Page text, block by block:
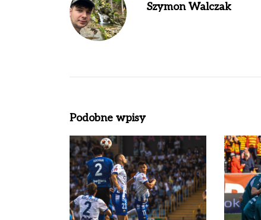
Szymon Walczak
Podobne wpisy